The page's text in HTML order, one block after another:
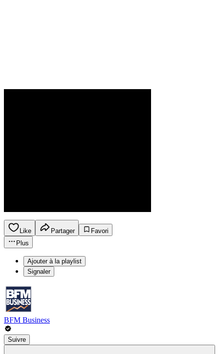
Like Partager
Favori
Plus
Ajouter à la playlist
Signaler
BFM Business
Suivre